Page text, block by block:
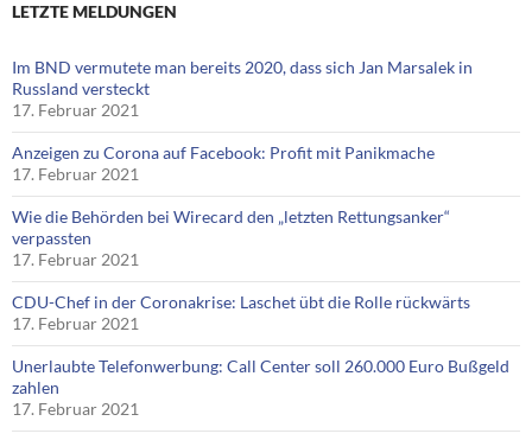
LETZTE MELDUNGEN
Im BND vermutete man bereits 2020, dass sich Jan Marsalek in
Russland versteckt
17. Februar 2021
Anzeigen zu Corona auf Facebook: Profit mit Panikmache
17. Februar 2021
Wie die Behörden bei Wirecard den „letzten Rettungsanker“
verpassten
17. Februar 2021
CDU-Chef in der Coronakrise: Laschet übt die Rolle rückwärts
17. Februar 2021
Unerlaubte Telefonwerbung: Call Center soll 260.000 Euro Bußgeld
zahlen
17. Februar 2021